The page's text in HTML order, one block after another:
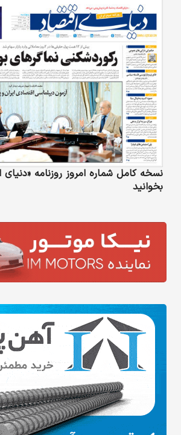
نسخه کامل شماره امروز روزنامه «دنیای‌
بخوانید